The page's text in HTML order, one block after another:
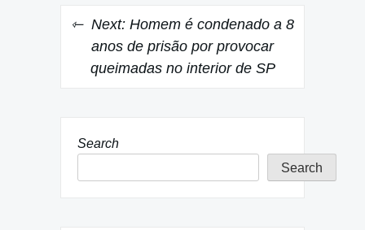
Next: Homem é condenado a 8
anos de prisão por provocar
queimadas no interior de SP
Search
Search